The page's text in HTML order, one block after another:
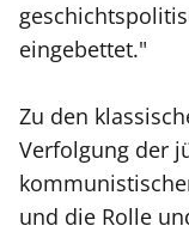
eingebettet."
Zu den
Verfolgung der
und die Rolle